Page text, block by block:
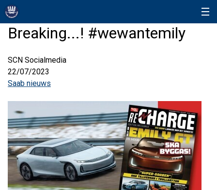
Breaking...! #wewantemily
SCN Socialmedia
22/07/2023
Saab nieuws